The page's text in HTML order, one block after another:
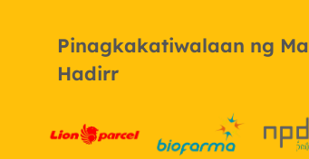
Pinagkakatiwalaan ng
Hadirr